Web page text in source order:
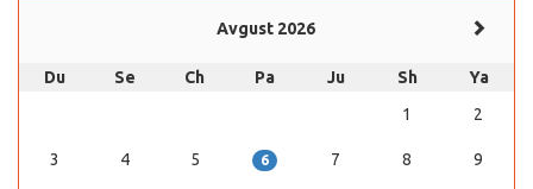
Avgust 2026
Du Se Ch Pa Ju Sh
Ya
1
2
3 4 5 6 7 8 9